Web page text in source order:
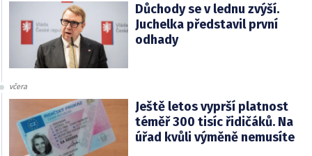
Důchody se v lednu zvýší.
Juchelka představil první
odhady
včera
Ještě letos vyprší platnost
téměř 300 tisíc řidičáků. Na
úřad kvůli výměně nemusíte